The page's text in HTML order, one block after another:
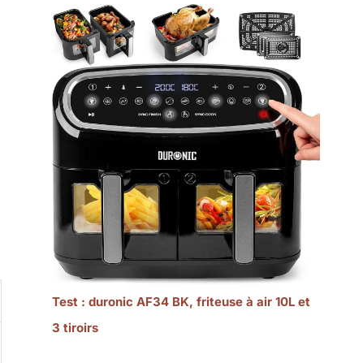
Test : duronic AF34 BK, friteuse à air 10L et
3 tiroirs